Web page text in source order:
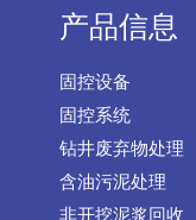
产品信息
固控设备
固控系统
钻井废弃物处理
含油污泥处理
非开挖泥浆回收